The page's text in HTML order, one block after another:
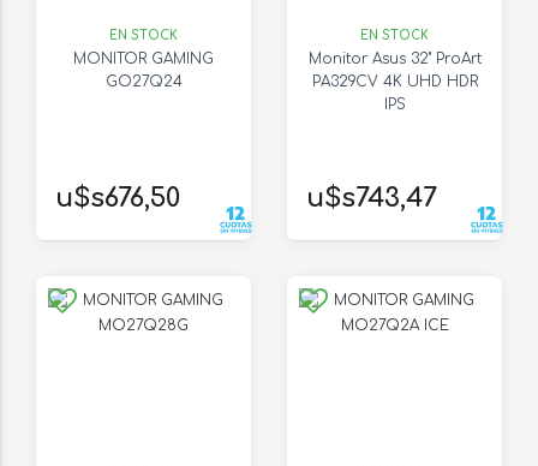
EN STOCK
MONITOR GAMING
GO27Q24
u$s676,50
EN STOCK
Monitor Asus 32" ProArt
PA329CV 4K UHD HDR
IPS
u$s743,47